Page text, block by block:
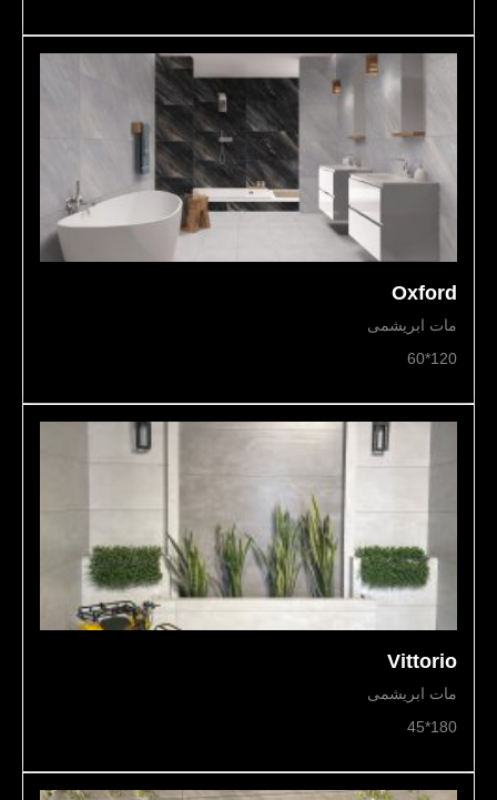
Oxford
مات ابریشمی
120*60
Vittorio
مات ابریشمی
180*45